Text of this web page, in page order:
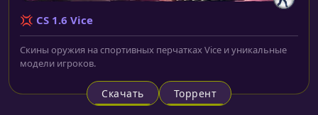
💢 CS 1.6 Vice
Скины оружия на спортивных перчатках Vice и уникальные
модели игроков.
Скачать Торрент